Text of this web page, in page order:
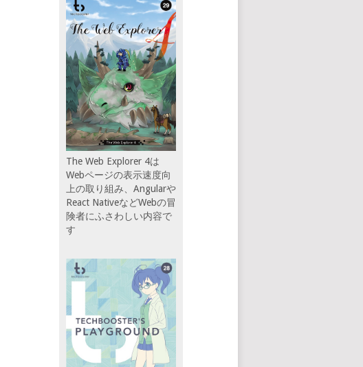
The Web Explorer 4は
Webページの表示速度向
上の取り組み、Angularや
React NativeなどWebの冒
険者にふさわしい内容で
す